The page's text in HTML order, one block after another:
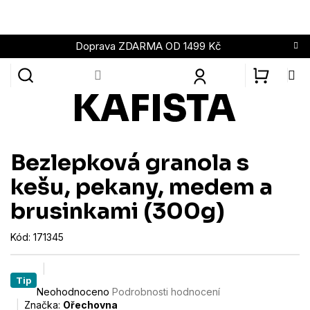
obsah
Doprava ZDARMA OD 1499 Kč
Bezlepková granola s
kešu, pekany, medem a
brusinkami (300g)
Kód: 171345
Tip Průměrné
hodnocení
Neohodnoceno Podrobnosti hodnocení
Značka: Ořechovna